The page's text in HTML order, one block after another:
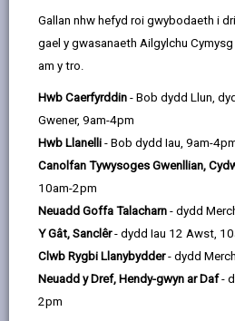
Gallan nhw hefyd roi gwybodaeth i
gael y gwasanaeth Ailgylchu
am y tro.
Hwb Caerfyrddin - Bob dydd Llun,
Gwener, 9am-4pm
Hwb Llanelli - Bob dydd Iau, 9am-
Canolfan Tywysoges Gwenllian,
10am-2pm
Neuadd Goffa Talacharn - dydd
Y Gât, Sanclêr- dydd Iau 12 Awst,
Clwb Rygbi Llanybydder- dydd
Neuadd y Dref, Hendy-gwyn ar Daf-
2pm
TACH
17
2026
Lleoliad: Hwb
y Cei, Rhydaman,
MWY YNGHYLCH GWASANAETHAU I BLANT A
THEULUOEDD